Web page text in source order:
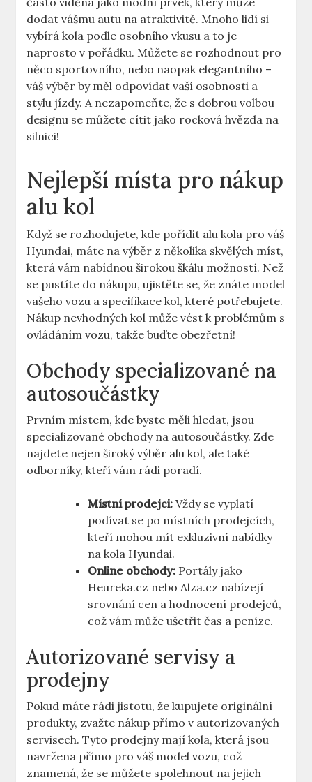
dodat vášmu autu na atraktivitě. Mnoho lidí si
vybírá kola podle osobního vkusu a to je
naprosto v pořádku. Můžete se rozhodnout pro
něco sportovního, nebo naopak elegantního –
váš výběr by měl odpovídat vaší osobnosti a
stylu jízdy. A nezapomeňte, že s dobrou volbou
designu se můžete cítit jako rocková hvězda na
silnici!
Nejlepší místa pro nákup
alu kol
Když se rozhodujete, kde pořídit alu kola pro váš
Hyundai, máte na výběr z několika skvělých míst,
která vám nabídnou širokou škálu možností. Než
se pustíte do nákupu, ujistěte se, že znáte model
vašeho vozu a specifikace kol, které potřebujete.
Nákup nevhodných kol může vést k problémům s
ovládáním vozu, takže buďte obezřetní!
Obchody specializované na
autosoučástky
Prvním místem, kde byste měli hledat, jsou
specializované obchody na autosoučástky. Zde
najdete nejen široký výběr alu kol, ale také
odborníky, kteří vám rádi poradí.
Místní prodejci: Vždy se vyplatí
podívat se po místních prodejcích,
kteří mohou mít exkluzivní nabídky
na kola Hyundai.
Online obchody: Portály jako
Heureka.cz nebo Alza.cz nabízejí
srovnání cen a hodnocení prodejců,
což vám může ušetřit čas a peníze.
Autorizované servisy a
prodejny
Pokud máte rádi jistotu, že kupujete originální
produkty, zvažte nákup přímo v autorizovaných
servisech. Tyto prodejny mají kola, která jsou
navržena přímo pro váš model vozu, což
znamená, že se můžete spolehnout na jejich